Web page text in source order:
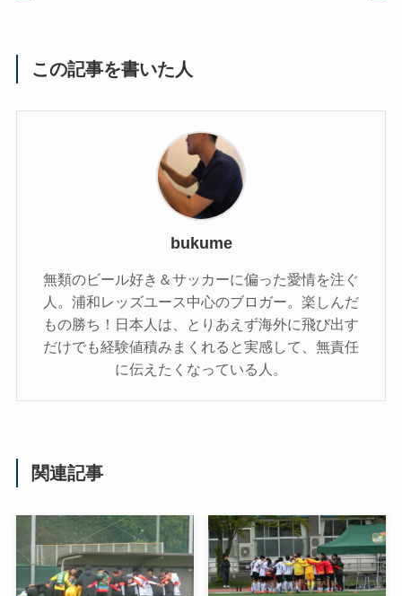
この記事を書いた人
bukume
無類のビール好き＆サッカーに偏った愛情を注ぐ
人。浦和レッズユース中心のブロガー。楽しんだ
もの勝ち！日本人は、とりあえず海外に飛び出す
だけでも経験値積みまくれると実感して、無責任
に伝えたくなっている人。
関連記事